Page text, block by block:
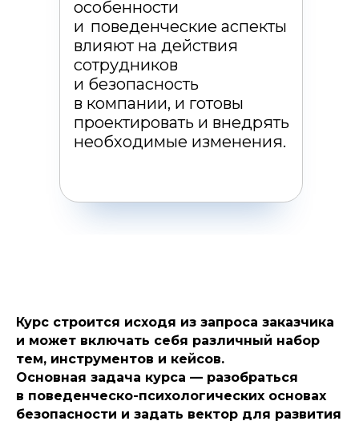
особенности
и поведенческие аспекты
влияют на действия
сотрудников
и безопасность
в компании, и готовы
проектировать и внедрять
необходимые изменения.
Курс строится исходя из запроса заказчика
и может включать себя различный набор
тем, инструментов и кейсов.
Основная задача курса — разобраться
в поведенческо-психологических основах
безопасности и задать вектор для развития